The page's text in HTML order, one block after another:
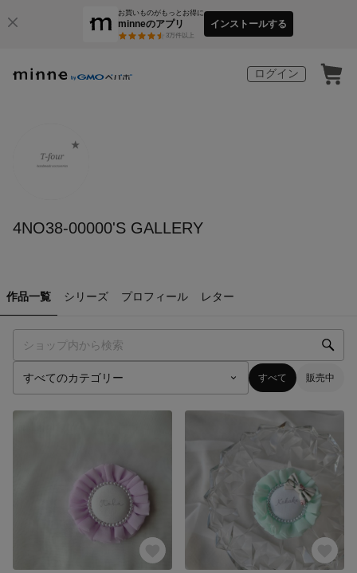
お買いものがもっとお得に
minneのアプリ
3万件以上
インストールする
ログイン
4NO38-00000'S GALLERY
作品一覧 シリーズ プロフィール レター
すべて 販売中